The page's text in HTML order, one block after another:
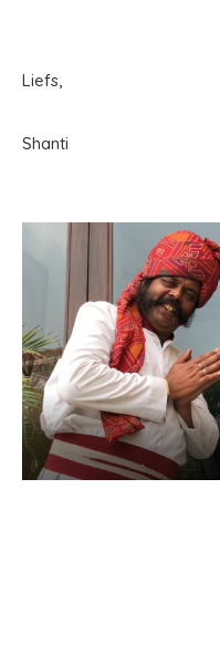
Liefs,
Shanti